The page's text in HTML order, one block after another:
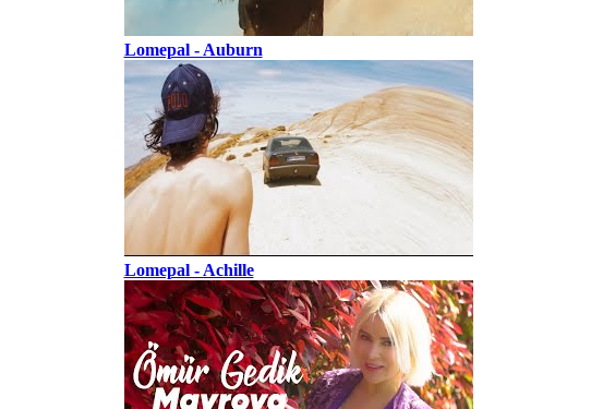
Lomepal - Auburn
Lomepal - Achille